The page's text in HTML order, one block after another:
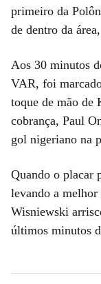
primeiro da
de dentro da
Aos 30 minutos
VAR, foi
toque de mão de
cobrança, Paul
gol nigeriano na
Quando o placar
levando a
Wisniewski
últimos minutos